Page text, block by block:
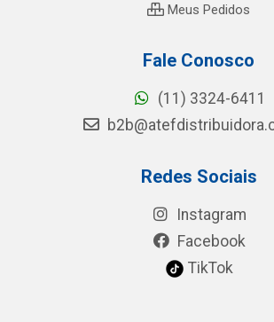
Meus Pedidos
Fale Conosco
(11) 3324-6411
Redes Sociais
Instagram
Facebook
TikTok